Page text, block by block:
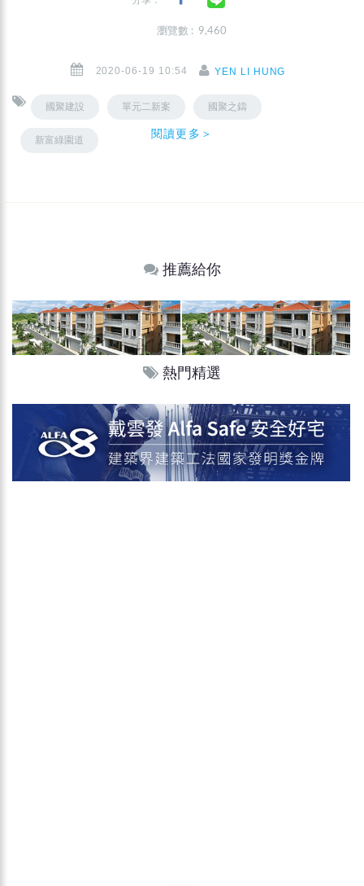
瀏覽數 : 9,460
2020-06-19 10:54 YEN LI HUNG
國聚建設 單元二新案 國聚之鑄
新富綠園道 閱讀更多＞
推薦給你
熱門精選